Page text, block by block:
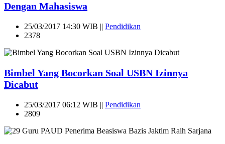
Dengan Mahasiswa
25/03/2017 14:30 WIB || Pendidikan
2378
Bimbel Yang Bocorkan Soal USBN Izinnya
Dicabut
25/03/2017 06:12 WIB || Pendidikan
2809